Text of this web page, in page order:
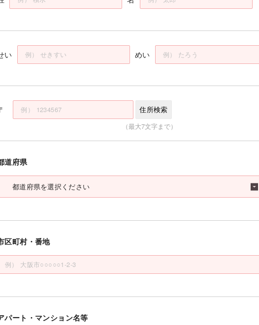
い めい
（最大7文字まで）
住所検索
道府県
区町村・番地
パート・マンション名等